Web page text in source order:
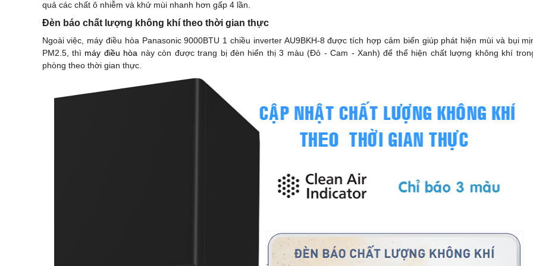
quả các chất ô nhiễm và khử mùi nhanh hơn gấp 4 lần.
Đèn báo chất lượng không khí theo thời gian thực
Ngoài việc, máy điều hòa Panasonic 9000BTU 1 chiều inverter AU9BKH-8 được tích hợp cảm biến giúp phát hiện mùi và bụi
PM2.5, thì máy điều hòa này còn được trang bị đèn hiển thị 3 màu (Đỏ - Cam - Xanh) để thể hiện chất lượng không khí
phòng theo thời gian thực.